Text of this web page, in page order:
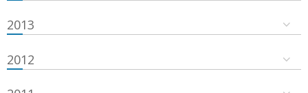
2013
2012